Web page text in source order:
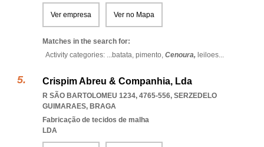
Ver empresa Ver no Mapa
Matches in the search for:
Activity categories: ...batata, pimento, Cenoura, leiloes...
Crispim Abreu & Companhia, Lda
R SÃO BARTOLOMEU 1234, 4765-556, SERZEDELO
GUIMARAES, BRAGA
Fabricação de tecidos de malha
LDA